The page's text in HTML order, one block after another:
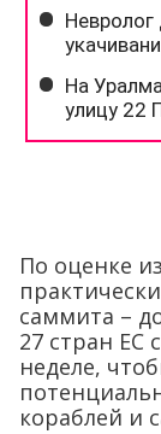
По оценке
саммита –
27 стран ЕС
неделе,
кораблей и